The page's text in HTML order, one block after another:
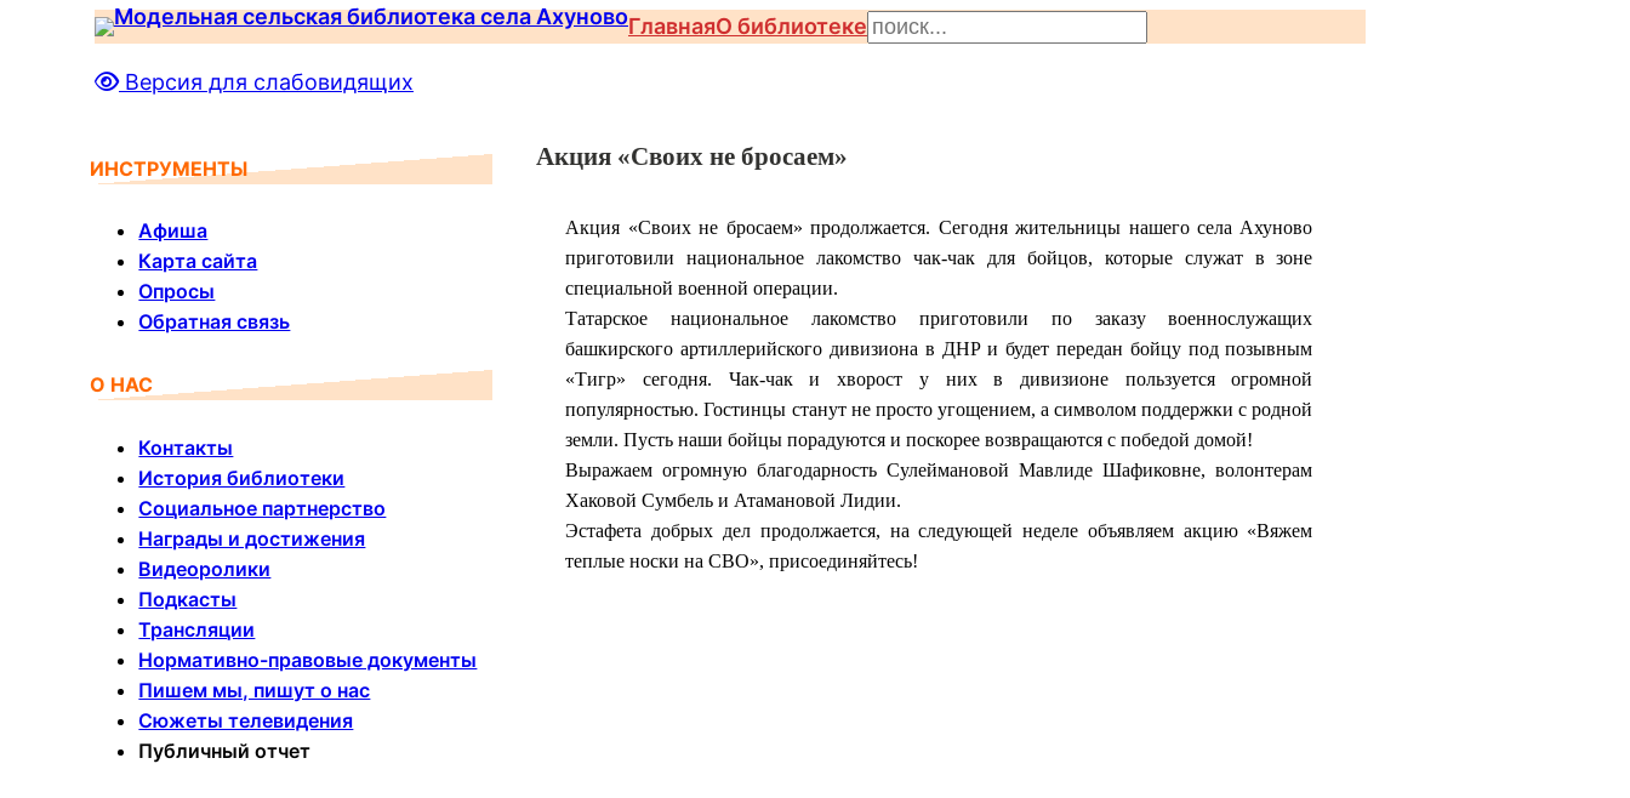
Перейти
содержимому
ГлавнаяО библиотекеП
Версия для слабовидящих
ИНСТРУМЕНТЫ
Афиша
Карта сайта
Опросы
Обратная связь
О НАС
Контакты
История библиотеки
Социальное партнерство
Награды и достижения
Видеоролики
Подкасты
Трансляции
Нормативно-правовые документы
Пишем мы, пишут о нас
Сюжеты телевидения
Публичный отчет
Акция «Своих не бросаем»
Акция «Своих не бросаем» продолжается. Сегодня жительницы нашего села Ахуново
приготовили национальное лакомство чак-чак для бойцов, которые служат в зоне
специальной военной операции.
Татарское национальное лакомство приготовили по заказу военнослужащих
башкирского артиллерийского дивизиона в ДНР и будет передан бойцу под позывным
«Тигр» сегодня. Чак-чак и хворост у них в дивизионе пользуется огромной
популярностью. Гостинцы станут не просто угощением, а символом поддержки с родной
земли. Пусть наши бойцы порадуются и поскорее возвращаются с победой домой!
Выражаем огромную благодарность Сулеймановой Мавлиде Шафиковне, волонтерам
Хаковой Сумбель и Атамановой Лидии.
Эстафета добрых дел продолжается, на следующей неделе объявляем акцию «Вяжем
теплые носки на СВО», присоединяйтесь!